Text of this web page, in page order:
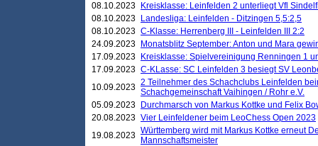
08.10.2023
Kreisklasse: Leinfelden 2 unterliegt Vfl
08.10.2023
Landesliga: Leinfelden - Ditzingen 5,5:2,5
08.10.2023 C-Klasse: Herrenberg III - Leinfelden III 2:2
24.09.2023
Monatsblitz September: Anton und Mara
17.09.2023
Kreisklasse: Spielvereinigung Renningen 1
17.09.2023 C-KLasse: SC Leinfelden 3 besiegt SV
10.09.2023 2 Teilnehmer des Schachclubs Leinfelden
Schachgemeinschaft Vaihingen / Rohr e.V.
05.09.2023
Durchmarsch von Markus Kottke und Felix
20.08.2023 Vier Leinfeldener beim LeoChess Open 2023
19.08.2023 Württemberg wird mit Markus Kottke erneut
Mannschaftsmeister